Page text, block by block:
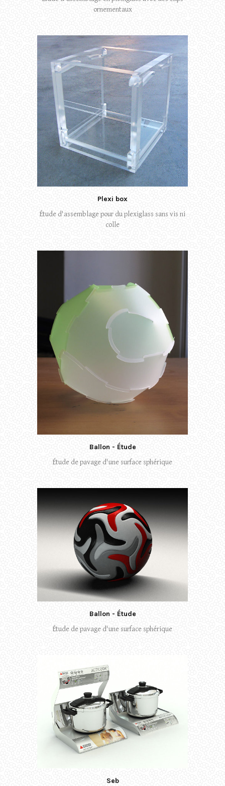
ornementaux
Plexi box
Étude d'assemblage pour du plexiglass sans vis ni
colle
Ballon - Étude
Étude de pavage d'une surface sphérique
Ballon - Étude
Étude de pavage d'une surface sphérique
Seb